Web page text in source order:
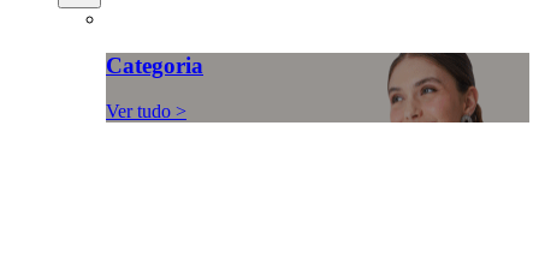
Categoria
Ver tudo >